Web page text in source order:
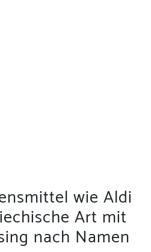
wie Aldi
Art mit
nach Namen